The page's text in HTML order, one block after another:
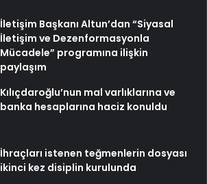
İletişim Başkanı Altun’dan “Siyasal
İletişim ve Dezenformasyonla
Mücadele” programına ilişkin
paylaşım
Kılıçdaroğlu’nun mal varlıklarına ve
banka hesaplarına haciz konuldu
İhraçları istenen teğmenlerin dosyası
ikinci kez disiplin kurulunda